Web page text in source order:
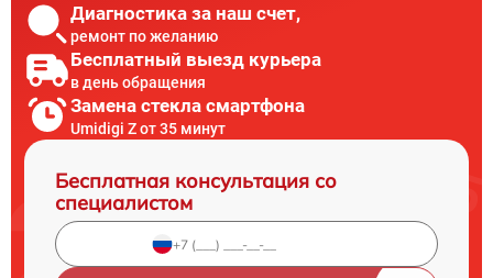
Диагностика за наш счет,
ремонт по желанию
Бесплатный выезд курьера
в день обращения
Замена стекла смартфона
Umidigi Z от 35 минут
Бесплатная консультация со
специалистом